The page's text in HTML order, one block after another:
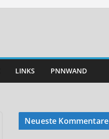
LINKS PNNWAND
Neueste Kommentare